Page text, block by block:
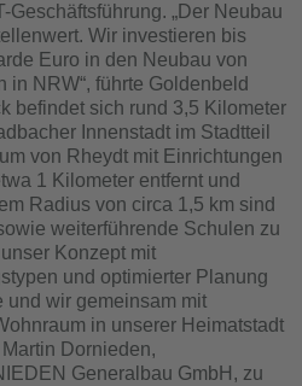
Geschäftsführung. „Der Neubau
Wir investieren bis
Euro in den Neubau von
in NRW“, führte Goldenbeld
befindet sich rund 3,5 Kilometer
Innenstadt im Stadtteil
von Rheydt mit Einrichtungen
1 Kilometer entfernt und
Radius von circa 1,5 km sind
weiterführende Schulen zu
Konzept mit
und optimierter Planung
und wir gemeinsam mit
in unserer Heimatstadt
Dornieden,
Generalbau GmbH, zu